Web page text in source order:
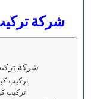
شركة
شركة
تركيب
تركيب